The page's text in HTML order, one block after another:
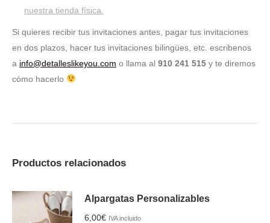
nuestra tienda física.
Si quieres recibir tus invitaciones antes, pagar tus invitaciones
en dos plazos, hacer tus invitaciones bilingües, etc. escribenos
a info@detalleslikeyou.com o llama al 910 241 515 y te diremos
cómo hacerlo
Productos relacionados
Alpargatas Personalizables
6,00€ IVA incluido